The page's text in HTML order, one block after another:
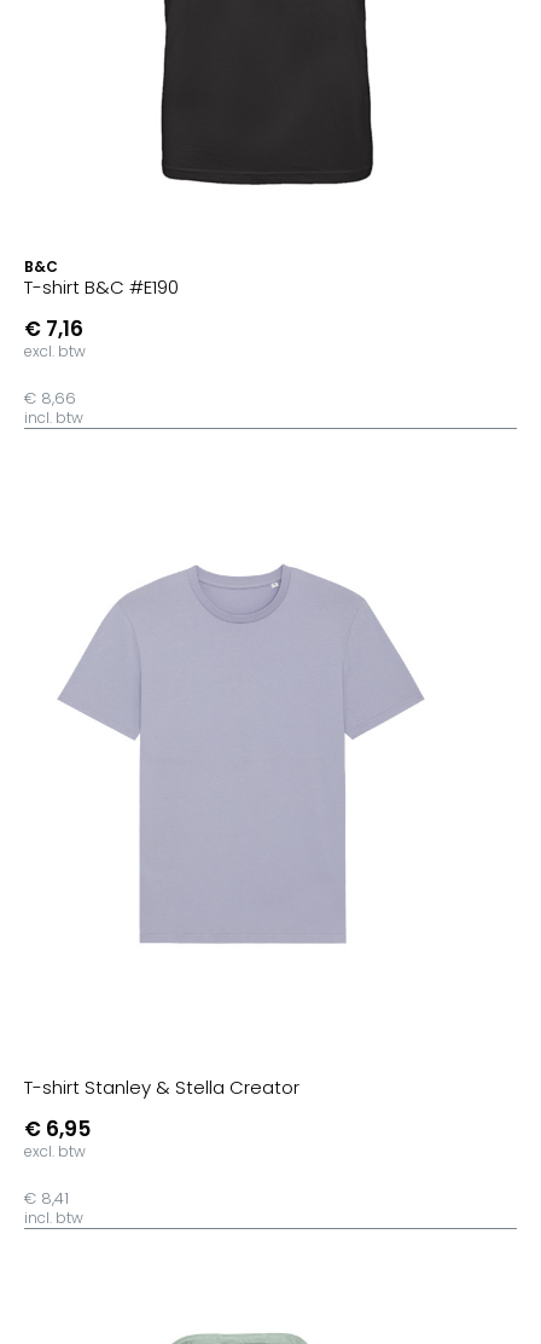
B&C
T-shirt B&C #E190
€ 7,16
excl. btw
€ 8,66
incl. btw
T-shirt Stanley & Stella Creator
€ 6,95
excl. btw
€ 8,41
incl. btw